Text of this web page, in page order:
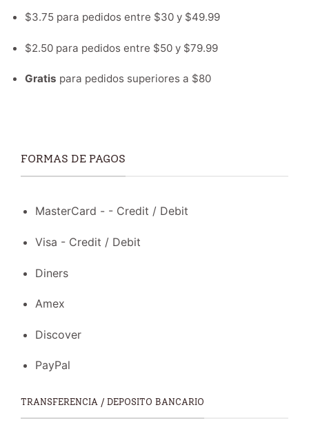
$3.75 para pedidos entre $30 y $49.99
$2.50 para pedidos entre $50 y $79.99
Gratis para pedidos superiores a $80
FORMAS DE PAGOS
MasterCard - - Credit / Debit
Visa - Credit / Debit
Diners
Amex
Discover
PayPal
TRANSFERENCIA / DEPOSITO BANCARIO